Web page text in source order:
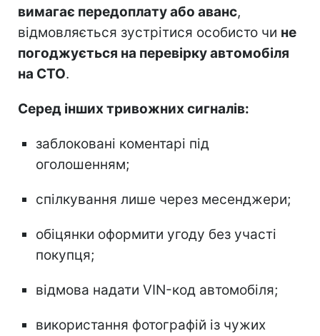
вимагає передоплату або аванс,
відмовляється зустрітися особисто чи не
погоджується на перевірку автомобіля
на СТО.
Серед інших тривожних сигналів:
заблоковані коментарі під
оголошенням;
спілкування лише через месенджери;
обіцянки оформити угоду без участі
покупця;
відмова надати VIN-код автомобіля;
використання фотографій із чужих